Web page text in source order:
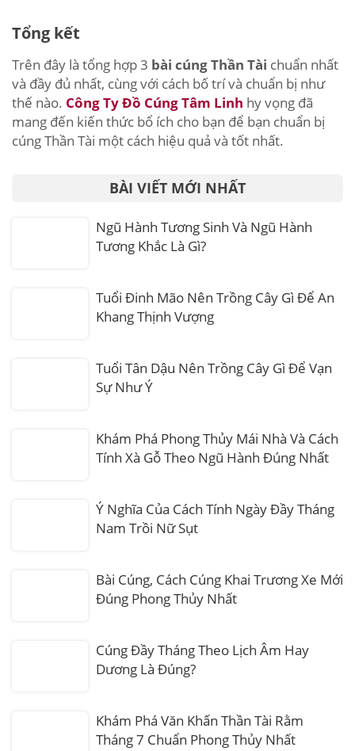
Tổng kết
Trên đây là tổng hợp 3 bài cúng Thần Tài chuẩn nhất
và đầy đủ nhất, cùng với cách bố trí và chuẩn bị như
thế nào. Công Ty Đồ Cúng Tâm Linh hy vọng đã
mang đến kiến thức bổ ích cho bạn để bạn chuẩn bị
cúng Thần Tài một cách hiệu quả và tốt nhất.
BÀI VIẾT MỚI NHẤT
Ngũ Hành Tương Sinh Và Ngũ Hành
Tương Khắc Là Gì?
Tuổi Đinh Mão Nên Trồng Cây Gì Để An
Khang Thịnh Vượng
Tuổi Tân Dậu Nên Trồng Cây Gì Để Vạn
Sự Như Ý
Khám Phá Phong Thủy Mái Nhà Và Cách
Tính Xà Gỗ Theo Ngũ Hành Đúng Nhất
Ý Nghĩa Của Cách Tính Ngày Đầy Tháng
Nam Trồi Nữ Sụt
Bài Cúng, Cách Cúng Khai Trương Xe Mới
Đúng Phong Thủy Nhất
Cúng Đầy Tháng Theo Lịch Âm Hay
Dương Là Đúng?
Khám Phá Văn Khấn Thần Tài Rằm
Tháng 7 Chuẩn Phong Thủy Nhất